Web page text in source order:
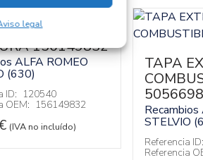
legal
156149832
ALFA ROMEO
(630)
ID: 120540
OEM: 156149832
(IVA no incluído)
TAPA
STELVIO
Referencia ID:
Referencia